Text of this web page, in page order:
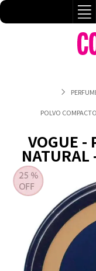
POLVO COMPACTO
VOGUE -
NATURAL